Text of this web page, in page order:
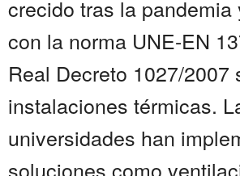
crecido tras la pandemia
con la norma UNE-EN
Real Decreto 1027/2007
instalaciones térmicas.
universidades han
soluciones como